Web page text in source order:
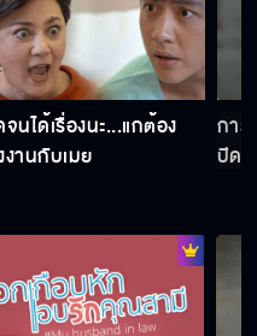
จนได้เรื่องนะ...แกต้อง
งานกับเมย
การ
ปิด